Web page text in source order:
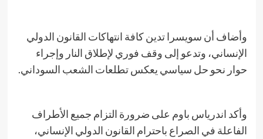
وأضاف أن سويسرا تدين كافة انتهاكات القانون الدولي
الإنساني، وتدعو إلى وقف فوري لإطلاق النار وإجراء
حوار نحو حل سياسي يعكس تطلعات الشعب السوداني.
​وأكد اندرياس باوم على ضرورة التزام جميع الأطراف
الفاعلة في الصراع باحترام القانون الدولي الإنساني،